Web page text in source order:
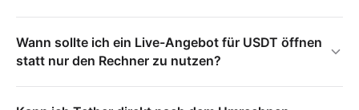
Wann sollte ich ein Live-Angebot für USDT öffnen
statt nur den Rechner zu nutzen?